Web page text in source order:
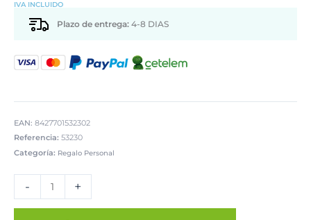
IVA INCLUIDO
Plazo de entrega: 4-8 DIAS
EAN: 8427701532302
Referencia: 53230
Categoría: Regalo Personal
-
MADERA
+